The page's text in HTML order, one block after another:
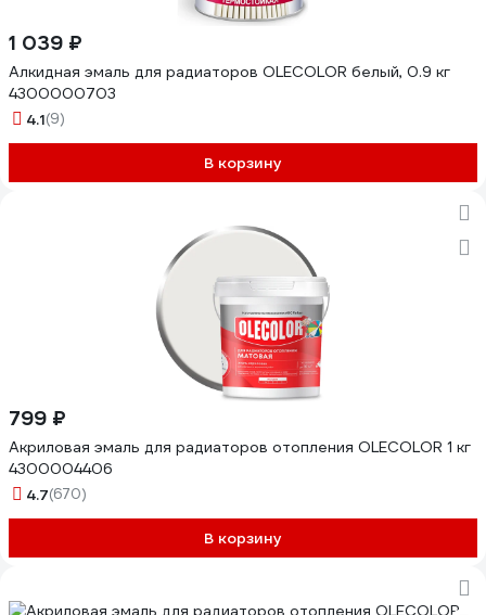
1 039 ₽
Алкидная эмаль для радиаторов OLECOLOR белый, 0.9 кг
4300000703
4.1(9)
В корзину
799 ₽
Акриловая эмаль для радиаторов отопления OLECOLOR 1 кг
4300004406
4.7(670)
В корзину